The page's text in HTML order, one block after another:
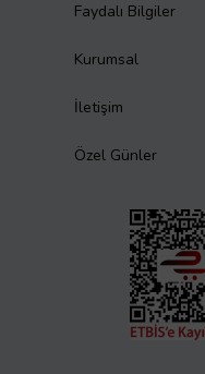
Faydalı Bilgiler
Kurumsal
İletişim
Özel Günler